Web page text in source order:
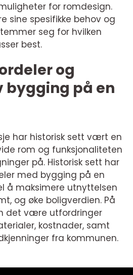
for romdesign.
sine spesifikke behov og
seg for hvilken
best.
og
bygging på en
har historisk sett vært en
rom og funksjonaliteten
på. Historisk sett har
med bygging på en
å maksimere utnyttelsen
og øke boligverdien. På
det være utfordringer
kostnader, samt
fra kommunen.